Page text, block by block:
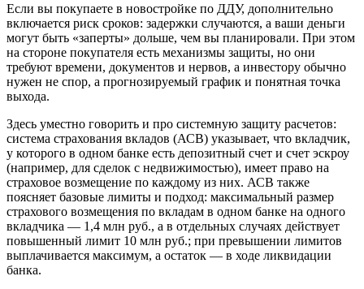
Если вы покупаете в новостройке по ДДУ, дополнительно
включается риск сроков: задержки случаются, а ваши деньги
могут быть «заперты» дольше, чем вы планировали. При этом
на стороне покупателя есть механизмы защиты, но они
требуют времени, документов и нервов, а инвестору обычно
нужен не спор, а прогнозируемый график и понятная точка
выхода.
Здесь уместно говорить и про системную защиту расчетов:
система страхования вкладов (АСВ) указывает, что вкладчик,
у которого в одном банке есть депозитный счет и счет эскроу
(например, для сделок с недвижимостью), имеет право на
страховое возмещение по каждому из них. АСВ также
поясняет базовые лимиты и подход: максимальный размер
страхового возмещения по вкладам в одном банке на одного
вкладчика — 1,4 млн руб., а в отдельных случаях действует
повышенный лимит 10 млн руб.; при превышении лимитов
выплачивается максимум, а остаток — в ходе ликвидации
банка.